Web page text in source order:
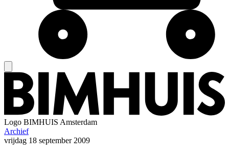
Logo BIMHUIS Amsterdam
Archief
vrijdag 18 september 2009